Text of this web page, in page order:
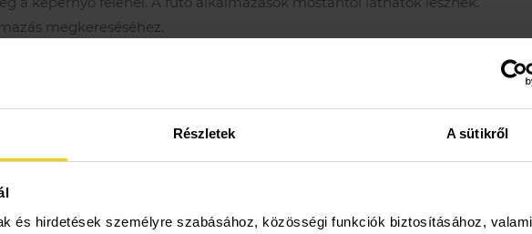
Részletek A sütikről
és hirdetések személyre szabásához, közösségi funkciók biztosításához,
megkereséséhez.
az alkalmazás leállításához vagy
az alkalmazás leállításához.